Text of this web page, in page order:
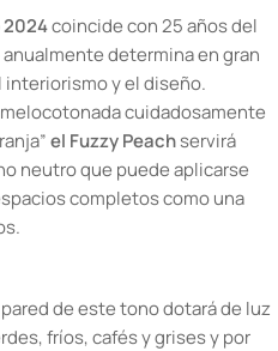
2024coincide con 25 años del
anualmente determina en gran
interiorismo y el diseño.
cuidadosamente
el Fuzzy Peachservirá
neutro que puede aplicarse
completos como una
de este tono dotará de luz
fríos, cafés y grises y por